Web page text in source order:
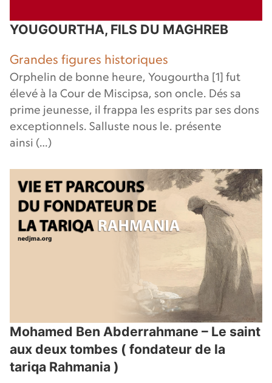
YOUGOURTHA, FILS DU MAGHREB
Grandes figures historiques
Orphelin de bonne heure, Yougourtha [1] fut
élevé à la Cour de Miscipsa, son oncle. Dés sa
prime jeunesse, il frappa les esprits par ses dons
exceptionnels. Salluste nous le. présente
ainsi (…)
Mohamed Ben Abderrahmane – Le saint
aux deux tombes ( fondateur de la
tariqa Rahmania )